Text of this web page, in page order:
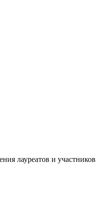
лауреатов и участников